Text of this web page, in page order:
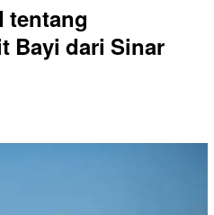
tentang
Bayi dari Sinar